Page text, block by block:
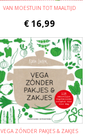
VAN MOESTUIN TOT MAALTIJD
€ 16,99
VEGA ZÓNDER PAKJES & ZAKJES